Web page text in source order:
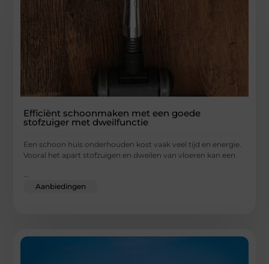
Efficiënt schoonmaken met een goede
stofzuiger met dweilfunctie
Een schoon huis onderhouden kost vaak veel tijd en energie.
Vooral het apart stofzuigen en dweilen van vloeren kan een
...
Aanbiedingen